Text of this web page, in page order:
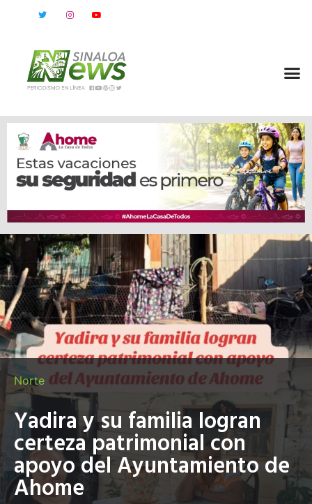
Norte
Yadira y su familia logran
certeza patrimonial con
apoyo del Ayuntamiento de
Ahome